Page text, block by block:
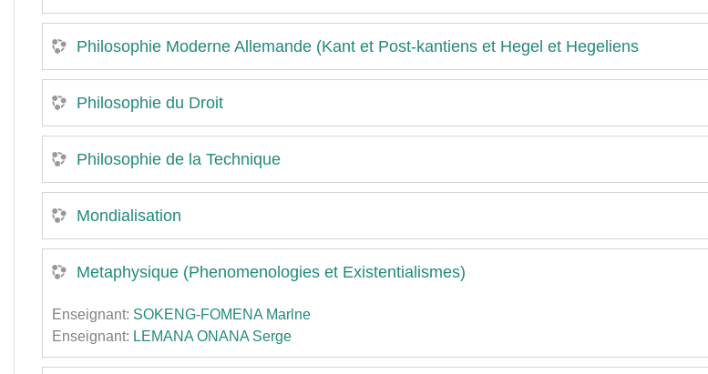
Philosophie Moderne Allemande (Kant et Post-kantiens et Hegel et Hegeliens
Philosophie du Droit
Philosophie de la Technique
Mondialisation
Metaphysique (Phenomenologies et Existentialismes)
Enseignant: SOKENG-FOMENA Marlne
Enseignant: LEMANA ONANA Serge